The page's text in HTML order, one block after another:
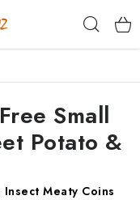
Small
Potato &
Meaty Coins